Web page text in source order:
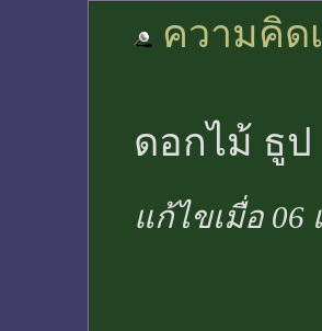
ความคิด
ดอกไม้ ธูป
แก้ไขเมื่อ 06